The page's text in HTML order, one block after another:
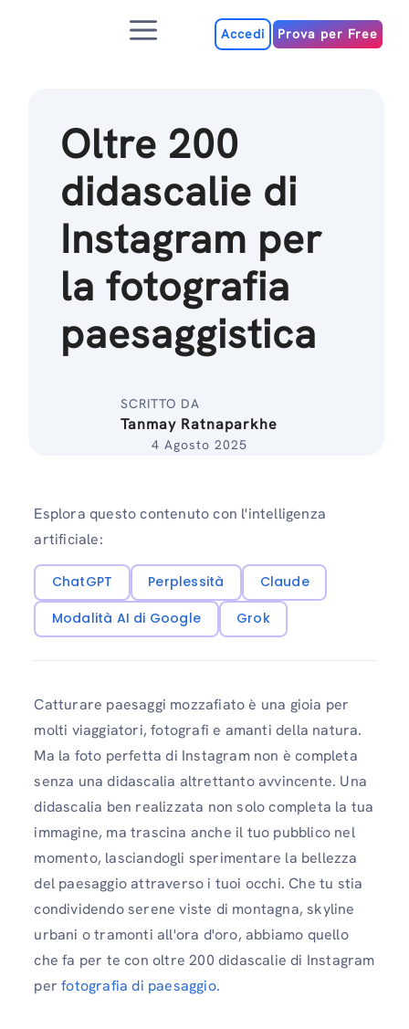
MenuAccedi Prova per Free
Oltre 200
didascalie di
Instagram per
la fotografia
paesaggistica
SCRITTO DA
Tanmay Ratnaparkhe
4 Agosto 2025
Esplora questo contenuto con l'intelligenza
artificiale:
ChatGPT Perplessità
Claude
Modalità AI di Google
Grok
Catturare paesaggi mozzafiato è una gioia per
molti viaggiatori, fotografi e amanti della natura.
Ma la foto perfetta di Instagram non è completa
senza una didascalia altrettanto avvincente. Una
didascalia ben realizzata non solo completa la tua
immagine, ma trascina anche il tuo pubblico nel
momento, lasciandogli sperimentare la bellezza
del paesaggio attraverso i tuoi occhi. Che tu stia
condividendo serene viste di montagna, skyline
urbani o tramonti all'ora d'oro, abbiamo quello
che fa per te con oltre 200 didascalie di Instagram
per fotografia di paesaggio.